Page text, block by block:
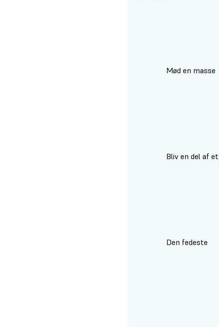
Mød en masse
Bliv en del af et
Den fedeste